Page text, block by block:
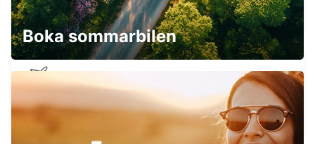
KUNGSBACKA - SWEDEN
GÖTEBORG LANDVETTER FLYGPLATS
GOTHENBURG - SWEDEN
Boka sommarbilen